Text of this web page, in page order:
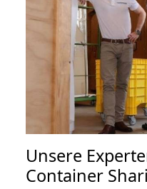
Unsere
Container